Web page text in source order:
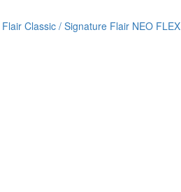
Flair Classic / Signature Flair NEO FLEX